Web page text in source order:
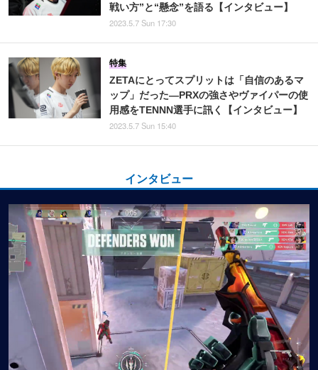
戦い方”と“懸念”を語る【インタビュー】
2023.5.7 Sun 17:30
ZETAにとってスプリットは「自信のあるマ
ップ」だった―PRXの強さやヴァイパーの使
用感をTENNN選手に訊く【インタビュー】
特集
2023.5.7 Sun 15:40
インタビュー